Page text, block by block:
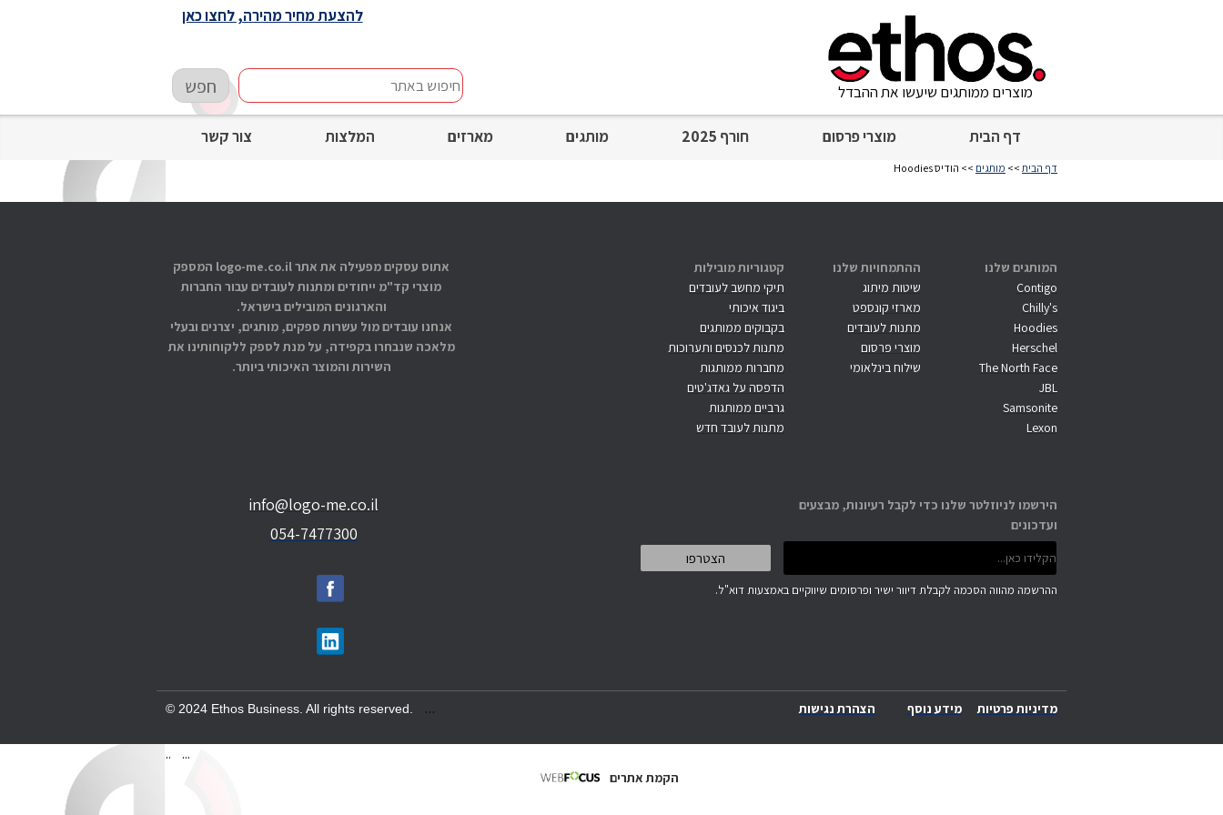
דף הבית מוצרי פרסום חורף 2025 מותגים מארזים המלצות צור קשר
חיפוש
באתר
חפש מוצרים ממותגים שיעשו את ההבדל
להצעת מחיר מהירה, לחצו כאן
דף הבית >> מותגים >> הודיס Hoodies
המותגים שלנו
Contigo
Chilly's
Hoodies
Herschel
The North Face
JBL
Samsonite
Lexon
ההתמחויות שלנו
שיטות מיתוג
מארזי קונספט
מתנות לעובדים
מוצרי פרסום
שילוח בינלאומי
קטגוריות מובילות
תיקי מחשב לעובדים
ביגוד איכותי
בקבוקים ממותגים
מתנות לכנסים ותערוכות
מחברות ממותגות
הדפסה על גאדג'טים
גרביים ממותגות
מתנות לעובד חדש
אתוס עסקים מפעילה את אתר logo-me.co.il המספק
מוצרי קד"מ ייחודים ומתנות לעובדים עבור החברות
והארגונים המובילים בישראל.
אנחנו עובדים מול עשרות ספקים, מותגים, יצרנים ובעלי
מלאכה שנבחרו בקפידה, על מנת לספק ללקוחותינו את
השירות והמוצר האיכותי ביותר.
הירשמו לניוזלטר שלנו כדי לקבל רעיונות, מבצעים
ועדכונים
info@logo-me.co.il
054-7477300
מדיניות פרטיות מידע נוסף ... הצהרת נגישות
ההרשמה מהווה הסכמה לקבלת דיוור ישיר ופרסומים שיווקיים באמצעות דוא"ל.
© 2024 Ethos Business. All rights reserved.
.. ...
הקמת אתרים